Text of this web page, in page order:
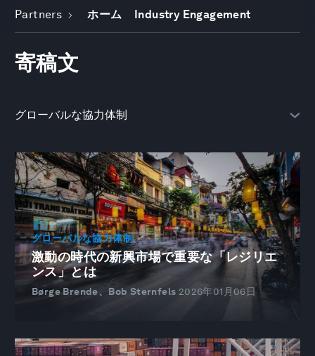
Partners ホーム Industry Engagement
寄稿文
グローバルな協力体制
激動の時代の新興市場で重要な「レジリエ
ンス」とは
Børge Brende、Bob Sternfels 2026年01月06日